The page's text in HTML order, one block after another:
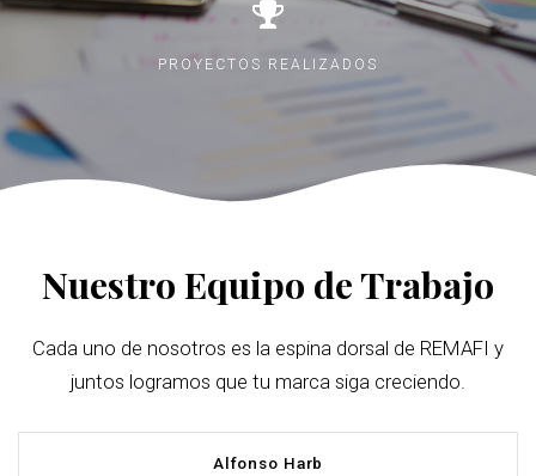
PROYECTOS REALIZADOS
Nuestro Equipo de Trabajo
Cada uno de nosotros es la espina dorsal de REMAFI y
juntos logramos que tu marca siga creciendo.
Alfonso Harb